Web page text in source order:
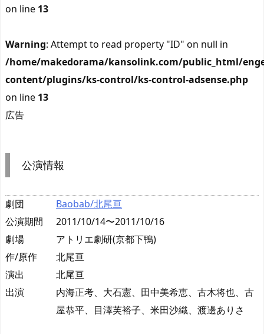
on line 13
Warning: Attempt to read property "ID" on null in
/home/makedorama/kansolink.com/public_html/
content/plugins/ks-control/ks-control-adsense.php
on line 13
広告
公演情報
劇団
Baobab/北尾亘
公演期間
2011/10/14〜2011/10/16
劇場
アトリエ劇研(京都下鴨)
作/原作
北尾亘
演出
北尾亘
出演
内海正考、大石憲、田中美希恵、古木将也、古
屋恭平、目澤芙裕子、米田沙織、渡邊ありさ